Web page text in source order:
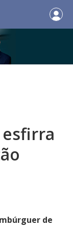
de